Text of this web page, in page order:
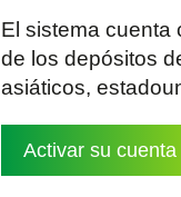
El sistema cuenta
de los depósitos
asiáticos,
Activar su cuenta